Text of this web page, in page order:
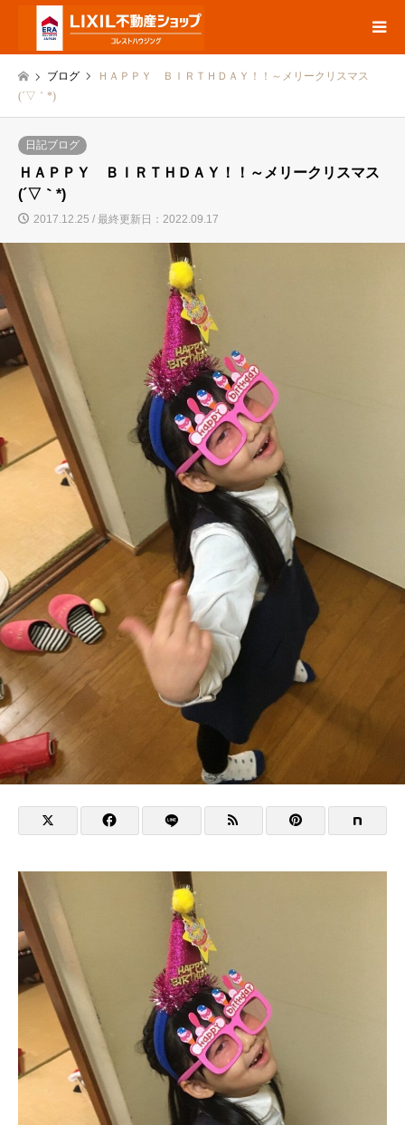
ブログ
ＨＡＰＰＹ ＢＩＲＴＨＤＡＹ！！～メリークリスマス
(´▽｀*)
日記ブログ
ＨＡＰＰＹ ＢＩＲＴＨＤＡＹ！！～メリークリスマス
(´▽｀*)
2017.12.25 / 最終更新日：2022.09.17